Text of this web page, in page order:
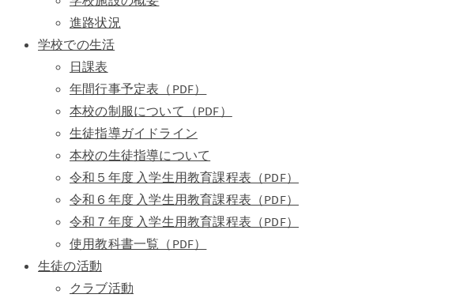
進路状況
学校での生活
日課表
年間行事予定表（PDF）
本校の制服について（PDF）
生徒指導ガイドライン
本校の生徒指導について
令和５年度 入学生用教育課程表（PDF）
令和６年度 入学生用教育課程表（PDF）
令和７年度 入学生用教育課程表（PDF）
使用教科書一覧（PDF）
生徒の活動
クラブ活動